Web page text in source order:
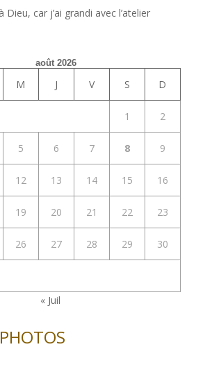
Dieu, car j’ai grandi avec l’atelier
août 2026
M J V S D
1 2
5 6 7 8 9
12 13 14 15 16
19 20 21 22 23
26 27 28 29 30
« Juil